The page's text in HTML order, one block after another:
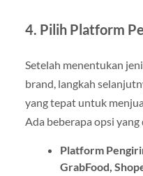
4. Pilih Platform
Setelah menentukan
brand, langkah
yang tepat untuk
Ada beberapa opsi
Platform
GrabFood,